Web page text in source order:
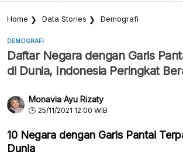
Home Data Stories Demografi
DEMOGRAFI
Daftar Negara dengan Garis
di Dunia, Indonesia Peringkat
Monavia Ayu Rizaty
25/11/2021 12:00 WIB
10 Negara dengan Garis Pantai
Dunia